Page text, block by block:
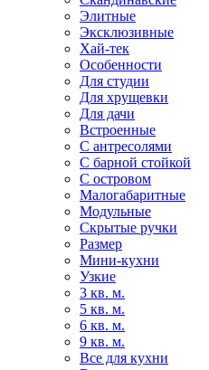
Элитные
Эксклюзивные
Хай-тек
Особенности
Для студии
Для хрущевки
Для дачи
Встроенные
С антресолями
С барной стойкой
С островом
Малогабаритные
Модульные
Скрытые ручки
Размер
Мини-кухни
Узкие
3 кв. м.
5 кв. м.
6 кв. м.
9 кв. м.
Все для кухни